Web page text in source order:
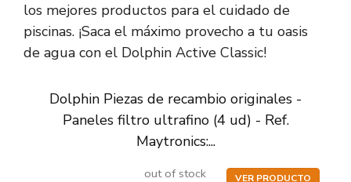
los mejores productos para el cuidado de
piscinas. ¡Saca el máximo provecho a tu oasis
de agua con el Dolphin Active Classic!
Dolphin Piezas de recambio originales -
Paneles filtro ultrafino (4 ud) - Ref.
Maytronics:...
out of stock VER PRODUCTO